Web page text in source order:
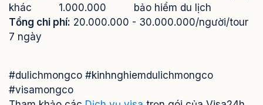
khác
1.000.000
bảo hiểm du lịch
Tổng chi phí: 20.000.000 - 30.000.000/người/tour
7 ngày
#dulichmongco #kinhnghiemdulichmongco
#visamongco